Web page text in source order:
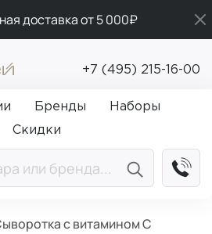
доставка от 5 000₽
каждый заказ от 5 000₽
ПРИВЕТ
+7 (495) 215-16-00
Бренды
Наборы
Скидки
с витамином C